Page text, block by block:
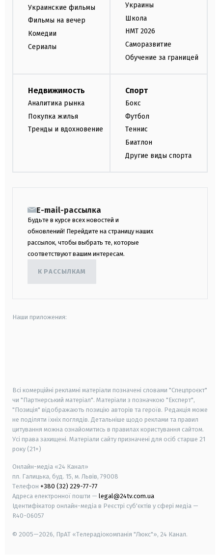
Украинские фильмы
Фильмы на вечер
Комедии
Сериалы
Украины
Школа
НМТ 2026
Саморазвитие
Обучение за границей
Недвижимость
Аналитика рынка
Покупка жилья
Тренды и вдохновение
Спорт
Бокс
Футбол
Теннис
Биатлон
Другие виды спорта
E-mail-рассылка
Будьте в курсе всех новостей и
обновлений! Перейдите на страницу наших
рассылок, чтобы выбрать те, которые
соответствуют вашим интересам.
К РАССЫЛКАМ
Наши приложения:
Всі комерційні рекламні матеріали позначені словами "Спецпроєкт"
чи "Партнерський матеріал". Матеріали з позначкою "Експерт",
"Позиція" відображають позицію авторів та героїв. Редакція може
не поділяти їхніх поглядів. Детальніше щодо реклами та правил
цитування можна ознайомитись в правилах користування сайтом.
Усі права захищені. Матеріали сайту призначені для осіб старше 21
року (21+)
Онлайн-медіа «24 Канал»
пл. Галицька, буд. 15, м. Львів, 79008
Телефон +380 (32) 229-77-77
Адреса електронної пошти — legal@24tv.com.ua
Ідентифікатор онлайн-медіа в Реєстрі суб'єктів у сфері медіа —
R40-06057
© 2005—2026, ПрАТ «Телерадіокомпанія "Люкс"», 24 Канал.